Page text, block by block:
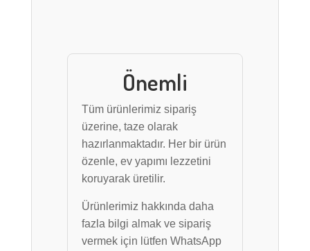
Önemli
Tüm ürünlerimiz sipariş
üzerine, taze olarak
hazırlanmaktadır. Her bir ürün
özenle, ev yapımı lezzetini
koruyarak üretilir.
Ürünlerimiz hakkında daha
fazla bilgi almak ve sipariş
vermek için lütfen WhatsApp